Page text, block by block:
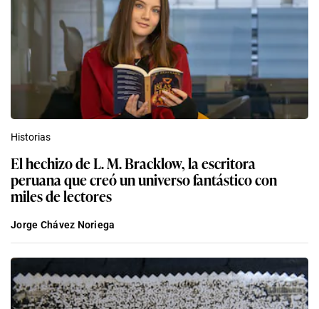
Historias
El hechizo de L. M. Bracklow, la escritora
peruana que creó un universo fantástico con
miles de lectores
Jorge Chávez Noriega